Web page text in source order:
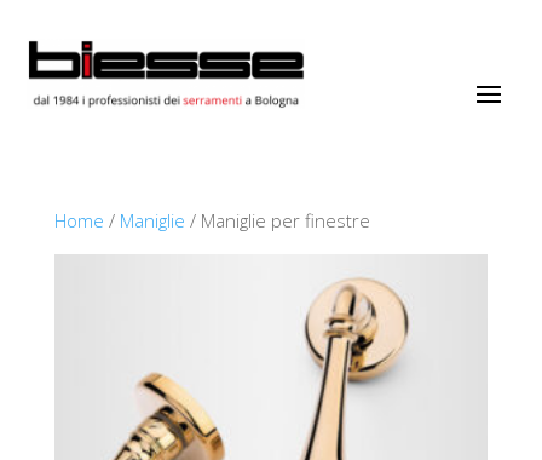
Home / Maniglie / Maniglie per finestre